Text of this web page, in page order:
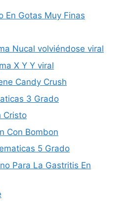
En Gotas Muy Finas
Nucal volviéndose viral
X Y Y viral
Candy Crush
3 Grado
Cristo
Con Bombon
5 Grado
Para La Gastritis En